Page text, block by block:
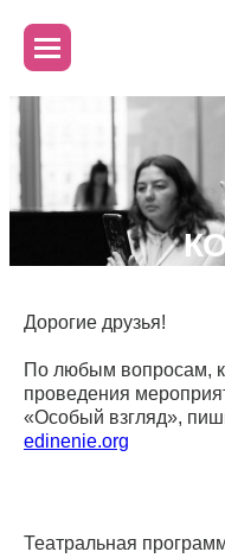
Дорогие друзья!
По любым вопросам,
проведения
«Особый взгляд»,
edinenie.org
Театральная